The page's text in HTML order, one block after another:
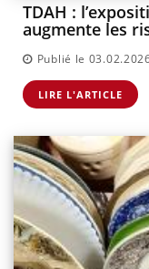
TDAH :
augmente les
Publié le
LIRE L'ARTICLE